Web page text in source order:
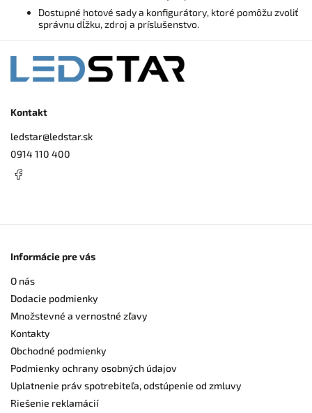
Dostupné hotové sady a konfigurátory, ktoré pomôžu zvoliť
správnu dĺžku, zdroj a príslušenstvo.
Kontakt
ledstar@ledstar.sk
0914 110 400
Informácie pre vás
O nás
Dodacie podmienky
Množstevné a vernostné zľavy
Kontakty
Obchodné podmienky
Podmienky ochrany osobných údajov
Uplatnenie práv spotrebiteľa, odstúpenie od zmluvy
Riešenie reklamácií